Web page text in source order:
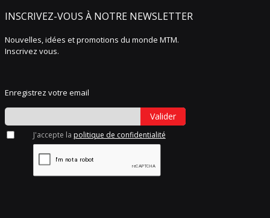
INSCRIVEZ-VOUS À NOTRE NEWSLETTER
Nouvelles, idées et promotions du monde MTM.
Inscrivez vous.
Enregistrez votre email
Valider
J'accepte la politique de confidentialité